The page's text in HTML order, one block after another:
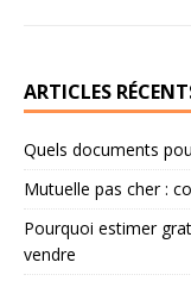
ARTICLES
Quels documents
Mutuelle pas cher :
Pourquoi estimer
vendre